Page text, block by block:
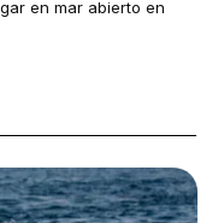
en mar abierto en